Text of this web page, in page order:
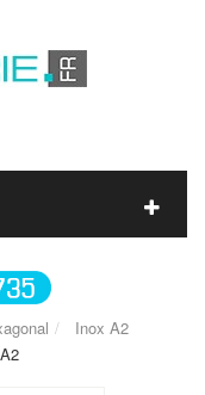
Inox A2